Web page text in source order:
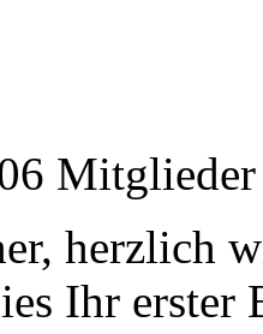
Mitglieder
herzlich
Ihr erster